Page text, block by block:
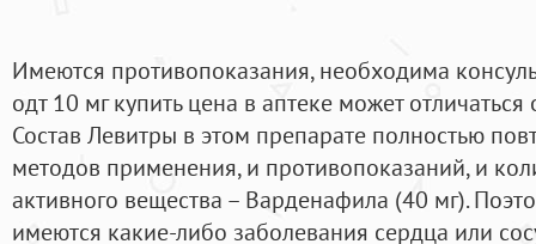
Имеются противопоказания, необходима
одт 10 мг купить цена в аптеке может
Состав Левитры в этом препарате полностью
методов применения, и противопоказаний, и
активного вещества – Варденафила (40 мг).
имеются какие-либо заболевания сердца или